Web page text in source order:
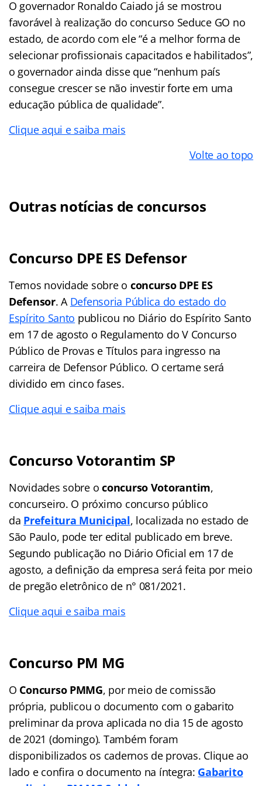
O governador Ronaldo Caiado já se mostrou
favorável à realização do concurso Seduce GO no
estado, de acordo com ele “é a melhor forma de
selecionar profissionais capacitados e habilitados”,
o governador ainda disse que “nenhum país
consegue crescer se não investir forte em uma
educação pública de qualidade”.
Clique aqui e saiba mais
Volte ao topo
Outras notícias de concursos
Concurso DPE ES Defensor
Temos novidade sobre o concurso DPE ES
Defensor. A Defensoria Pública do estado do
Espírito Santo publicou no Diário do Espírito Santo
em 17 de agosto o Regulamento do V Concurso
Público de Provas e Títulos para ingresso na
carreira de Defensor Público. O certame será
dividido em cinco fases.
Clique aqui e saiba mais
Concurso Votorantim SP
Novidades sobre oconcurso Votorantim,
concurseiro. O próximo concurso público
da Prefeitura Municipal, localizada no estado de
São Paulo, pode ter edital publicado em breve.
Segundo publicação no Diário Oficial em 17 de
agosto, a definição da empresa será feita por meio
de pregão eletrônico de n° 081/2021.
Clique aqui e saiba mais
Concurso PM MG
O Concurso PMMG, por meio de comissão
própria, publicou o documento com o gabarito
preliminar da prova aplicada no dia 15 de agosto
de 2021 (domingo). Também foram
disponibilizados os cadernos de provas. Clique ao
lado e confira o documento na íntegra: Gabarito